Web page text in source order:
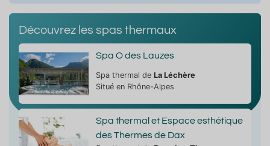
Découvrez les spas thermaux
Spa O des Lauzes
Spa thermal de La Léchère
Situé en Rhône-Alpes
Spa thermal et Espace esthétique
des Thermes de Dax